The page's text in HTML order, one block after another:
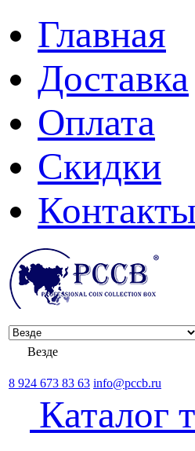
Главная
Доставка
Оплата
Скидки
Контакты
Везде
8 924 673 83 63 info@pccb.ru
Каталог